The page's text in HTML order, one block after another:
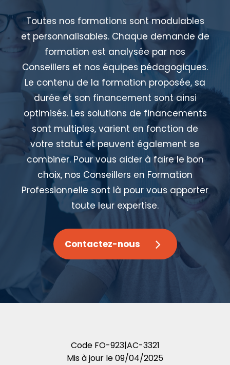
Toutes nos formations sont modulables
et personnalisables. Chaque demande de
formation est analysée par nos
Conseillers et nos équipes pédagogiques.
Le contenu de la formation proposée, sa
durée et son financement sont ainsi
optimisés. Les solutions de financements
sont multiples, varient en fonction de
votre statut et peuvent également se
combiner. Pour vous aider à faire le bon
choix, nos Conseillers en Formation
Professionnelle sont là pour vous apporter
toute leur expertise.
Contactez-nous
Code FO-923|AC-3321
Mis à jour le09/04/2025